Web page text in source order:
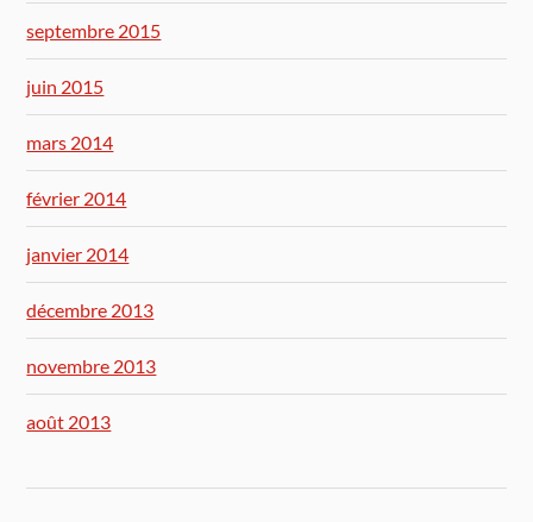
septembre 2015
juin 2015
mars 2014
février 2014
janvier 2014
décembre 2013
novembre 2013
août 2013